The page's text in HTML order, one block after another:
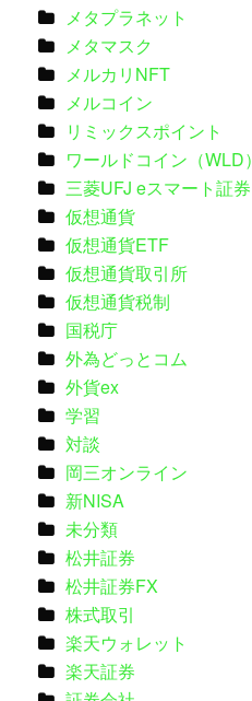
メタプラネット
メタマスク
メルカリNFT
メルコイン
リミックスポイント
ワールドコイン（WLD）
三菱UFJ eスマート証券
仮想通貨
仮想通貨ETF
仮想通貨取引所
仮想通貨税制
国税庁
外為どっとコム
外貨ex
学習
対談
岡三オンライン
新NISA
未分類
松井証券
松井証券FX
株式取引
楽天ウォレット
楽天証券